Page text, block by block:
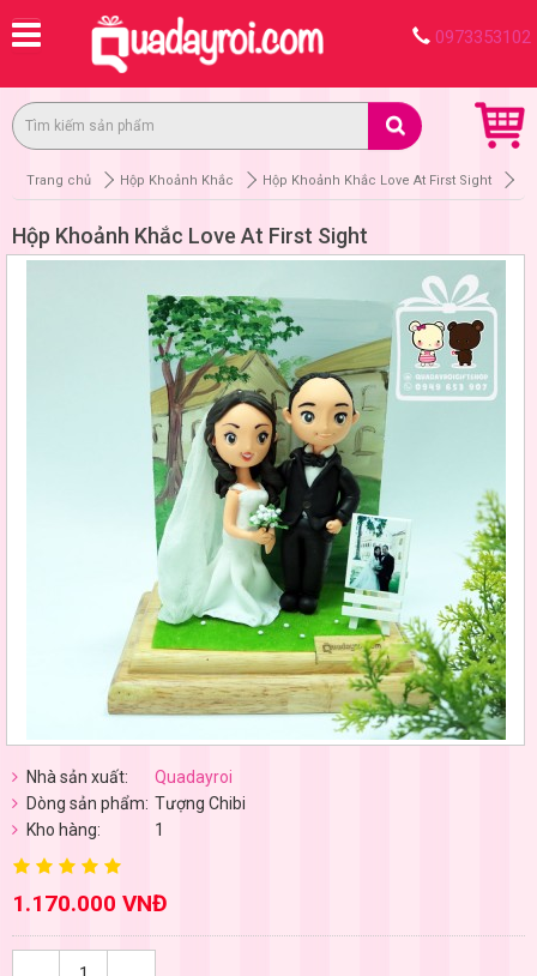
0973353102
Trang chủ Hộp Khoảnh Khắc Hộp Khoảnh Khắc Love At First Sight
Hộp Khoảnh Khắc Love At First Sight
Nhà sản xuất:
Quadayroi
Dòng sản phẩm: Tượng Chibi
Kho hàng:
1
1.170.000 VNĐ